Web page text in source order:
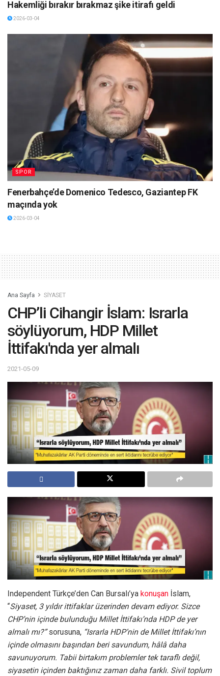
Hakemliği bırakır bırakmaz şike itirafı geldi
2026-03-04
SPOR
Fenerbahçe’de Domenico Tedesco, Gaziantep FK
maçında yok
2026-03-04
Ana Sayfa SİYASET
CHP’li Cihangir İslam: Israrla
söylüyorum, HDP Millet
İttifakı'nda yer almalı
2021-05-09
Independent Türkçe’den Can Bursalı’ya konuşan İslam,
“Siyaset, 3 yıldır ittifaklar üzerinden devam ediyor. Sizce
CHP’nin içinde bulunduğu Millet İttifakı’nda HDP de yer
almalı mı?”sorusuna, “Israrla HDP’nin de Millet İttifakı’nın
içinde olmasını başından beri savundum, hâlâ daha
savunuyorum. Tabii birtakım problemler tek taraflı değil,
siyasetin içinden baktığınız zaman daha farklı. Sivil toplum